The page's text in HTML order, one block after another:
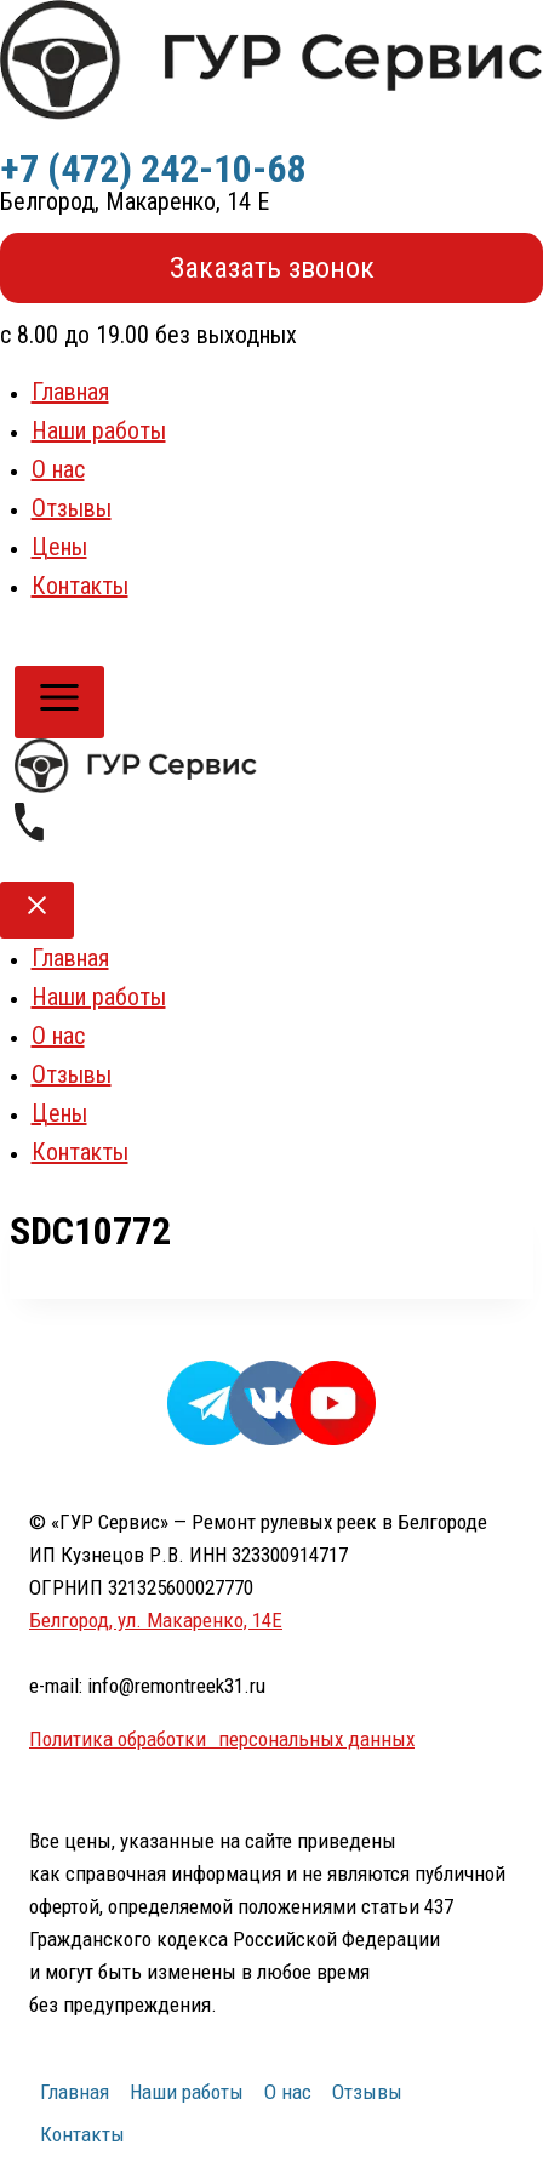
Перейти
к
содержимому
+7 (472) 242-10-68
Белгород, Макаренко, 14 Е
Заказать звонок
с 8.00 до 19.00 без выходных
Главная
Наши работы
О нас
Отзывы
Цены
Контакты
Главная
Наши работы
О нас
Отзывы
Цены
Контакты
SDC10772
© «ГУР Сервис» — Ремонт рулевых реек в Белгороде
ИП Кузнецов Р.В. ИНН 323300914717
ОГРНИП 321325600027770
Белгород, ул. Макаренко, 14Е
e-mail: info@remontreek31.ru
Политика обработки персональных данных
Все цены, указанные на сайте приведены
как справочная информация и не являются публичной
офертой, определяемой положениями статьи 437
Гражданского кодекса Российской Федерации
и могут быть изменены в любое время
без предупреждения.
Главная Наши работы О нас
Отзывы
Контакты